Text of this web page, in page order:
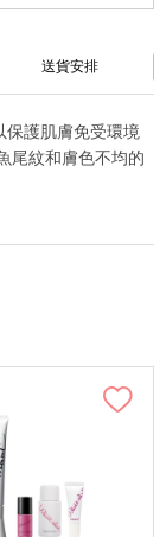
送貨安排
保護肌膚免受環境
尾紋和膚色不均的